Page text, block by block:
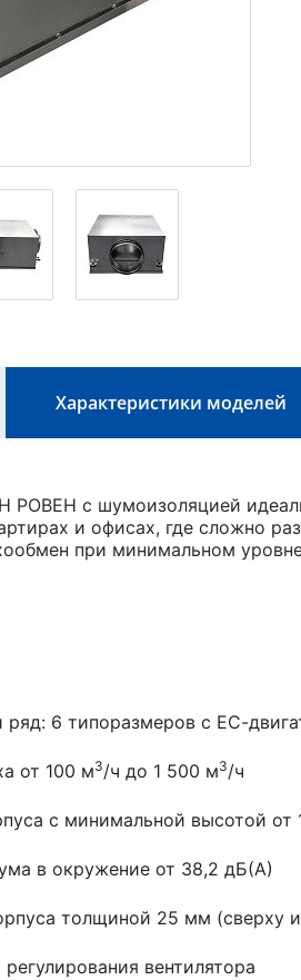
Характеристики моделей
РОВЕН с шумоизоляцией
и офисах, где сложно
при минимальном
6 типоразмеров с ЕС-
от 100 м3/ч до 1 500 м3/ч
с минимальной высотой от
в окружение от 38,2 дБ(А)
толщиной 25 мм (сверху
вентилятора